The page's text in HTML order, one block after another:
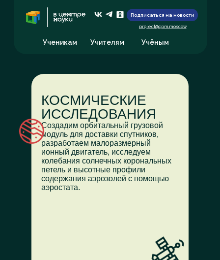
Ученикам Учителям Учёным
Подписаться на новости
project@cpm.moscow
КОСМИЧЕСКИЕ
ИССЛЕДОВАНИЯ
Создадим орбитальный грузовой
модуль для доставки спутников,
разработаем малоразмерный
ионный двигатель, исследуем
колебания солнечных корональных
петель и высотные профили
содержания аэрозолей с помощью
аэростата.